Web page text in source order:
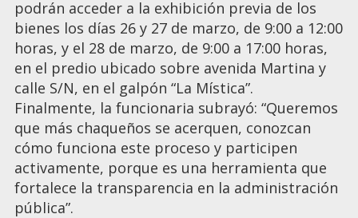
podrán acceder a la exhibición previa de los
bienes los días 26 y 27 de marzo, de 9:00 a 12:00
horas, y el 28 de marzo, de 9:00 a 17:00 horas,
en el predio ubicado sobre avenida Martina y
calle S/N, en el galpón “La Mística”.
Finalmente, la funcionaria subrayó: “Queremos
que más chaqueños se acerquen, conozcan
cómo funciona este proceso y participen
activamente, porque es una herramienta que
fortalece la transparencia en la administración
pública”.